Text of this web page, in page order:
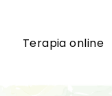
Terapia online